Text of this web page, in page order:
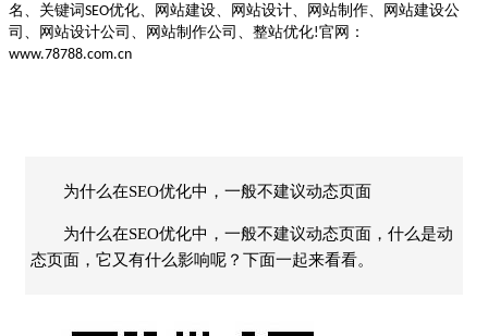
名、关键词SEO优化、网站建设、网站设计、网站制作、网站建设公
司、网站设计公司、网站制作公司、整站优化!官网：
www.78788.com.cn
为什么在SEO优化中，一般不建议动态页面
为什么在SEO优化中，一般不建议动态页面，什么是动
态页面，它又有什么影响呢？下面一起来看看。